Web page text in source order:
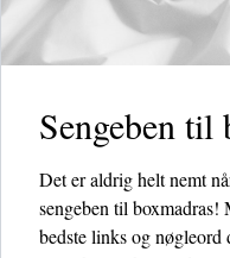
Sengeben til
Det er aldrig helt nemt
sengeben til
bedste links og